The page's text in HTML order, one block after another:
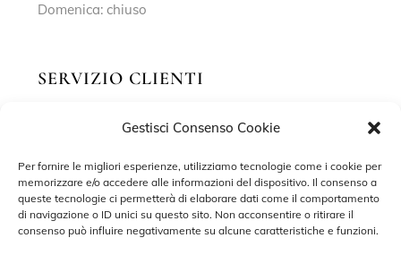
Gestisci Consenso Cookie
Per fornire le migliori esperienze, utilizziamo tecnologie come i cookie per
memorizzare e/o accedere alle informazioni del dispositivo. Il consenso a
queste tecnologie ci permetterà di elaborare dati come il comportamento
di navigazione o ID unici su questo sito. Non acconsentire o ritirare il
consenso può influire negativamente su alcune caratteristiche e funzioni.
Domenica: chiuso
SERVIZIO CLIENTI
Richiedi un appuntamento
Contatti
Privacy Policy
Cookie Policy